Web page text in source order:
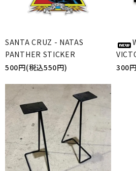
SANTA CRUZ - NATAS
PANTHER STICKER
500円(税込550円)
300